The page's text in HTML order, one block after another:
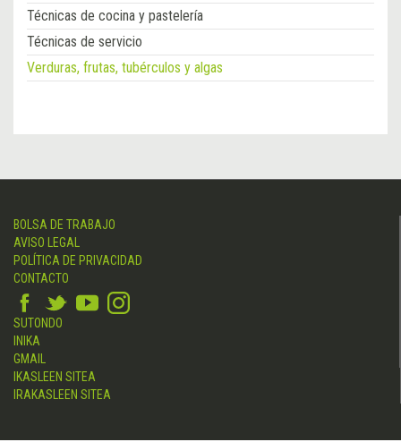
Técnicas de cocina y pastelería
Técnicas de servicio
Verduras, frutas, tubérculos y algas
BOLSA DE TRABAJO
AVISO LEGAL
POLÍTICA DE PRIVACIDAD
CONTACTO
SUTONDO
INIKA
GMAIL
IKASLEEN SITEA
IRAKASLEEN SITEA